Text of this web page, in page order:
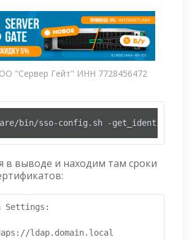
"Сервер Гейт" ИНН 7728456472
bin/sso-config.sh -
в выводе и находим там сроки
Settings:
ldap.domain.local